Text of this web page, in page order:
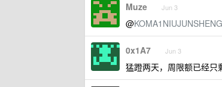
Muze Jun 3
@KOMA1NIUJUNSHENG
0x1A7 Jun 3
猛蹬两天，周限额已经只